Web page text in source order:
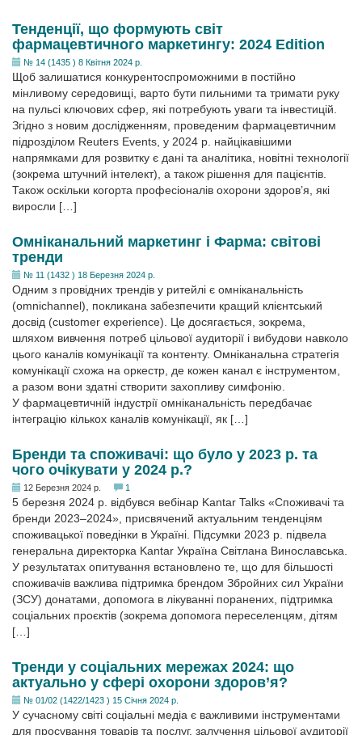
Тенденції, що формують світ
фармацевтичного маркетингу: 2024 Edition
№ 14 (1435 ) 8 Квітня 2024 р.
Щоб залишатися конкурентоспроможними в постійно
мінливому середовищі, варто бути пильними та тримати руку
на пульсі ключових сфер, які потребують уваги та інвестицій.
Згідно з новим дослідженням, проведеним фармацевтичним
підрозділом Reuters Events, у 2024 р. найцікавішими
напрямками для розвитку є дані та аналітика, новітні технології
(зокрема штучний інтелект), а також рішення для пацієнтів.
Також оскільки когорта професіоналів охорони здоров’я, які
виросли […]
Омніканальний маркетинг і Фарма: світові
тренди
№ 11 (1432 ) 18 Березня 2024 р.
Одним з провідних трендів у ритейлі є омніканальність
(omnichannel), покликана забезпечити кращий клієнтський
досвід (customer experience). Це досягається, зокрема,
шляхом вивчення потреб цільової ауди­торії і вибудови навколо
цього каналів комунікації та контенту. Омніканальна стратегія
комунікації схожа на оркестр, де кожен канал є інструментом,
а разом вони здатні створити захопливу симфонію.
У фармацевтичній індустрії омніканальність передбачає
інтеграцію кількох каналів комунікації, як […]
Бренди та споживачі: що було у 2023 р. та
чого очікувати у 2024 р.?
12 Березня 2024 р. 1
5 березня 2024 р. відбувся вебінар Kantar Talks «Cпоживачі та
бренди 2023–2024», присвячений актуальним тенденціям
споживацької поведінки в Україні. Підсумки 2023 р. підвела
генеральна директорка Kantar Україна Світлана Винославська.
У результатах опитування встановлено те, що для більшості
споживачів важлива підтримка брендом Збройних сил України
(ЗСУ) донатами, допомога в лікуванні поранених, підтримка
соціальних проєктів (зокрема допомога переселенцям, дітям
[…]
Тренди у соціальних мережах 2024: що
актуально у сфері охорони здоров’я?
№ 01/02 (1422/1423 ) 15 Січня 2024 р.
У сучасному світі соціальні медіа є важливими інструментами
для просування товарів та послуг, залучення цільової аудиторії